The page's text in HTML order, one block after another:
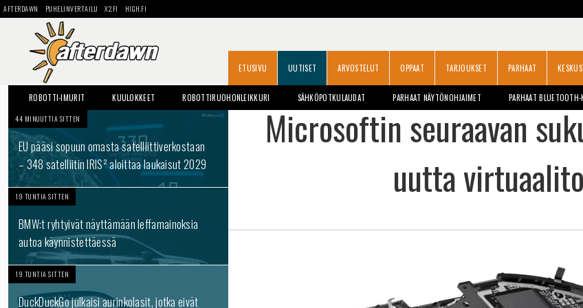
AFTERDAWN PUHELINVERTAILU X2.FI HIGH.FI
ETUSIVU UUTISET ARVOSTELUT OPPAAT TARJOUKSET PARHAAT
ROBOTTI-IMURIT KUULOKKEET ROBOTTIRUOHONLEIKKURI SÄHKÖPOTKULAUDAT PARHAAT NÄYTÖNOHJAIMET PARHAAT
44 MINUUTTIA SITTEN
EU pääsi sopuun omasta satelliittiverkostaan
– 348 satelliitin IRIS² aloittaa laukaisut 2029
19 TUNTIA SITTEN
BMW:t ryhtyivät näyttämään leffamainoksia
autoa käynnistettäessä
19 TUNTIA SITTEN
DuckDuckGo julkaisi aurinkolasit, jotka eivät
Microsoftin seuraavan
uutta